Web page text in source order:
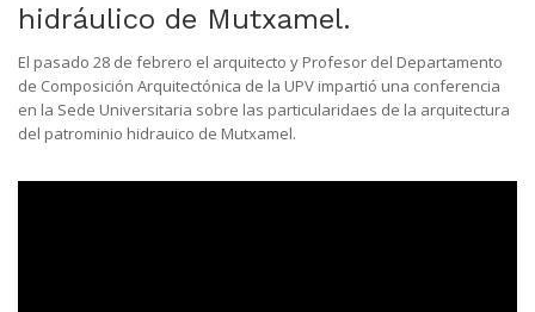
hidráulico de Mutxamel.
El pasado 28 de febrero el arquitecto y Profesor del Departamento
de Composición Arquitectónica de la UPV impartió una conferencia
en la Sede Universitaria sobre las particularidaes de la arquitectura
del patrominio hidrauico de Mutxamel.